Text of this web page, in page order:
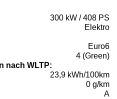
300 kW / 408 PS
Elektro
Euro6
4 (Green)
nach WLTP:
23,9 kWh/100km
0 g/km
A